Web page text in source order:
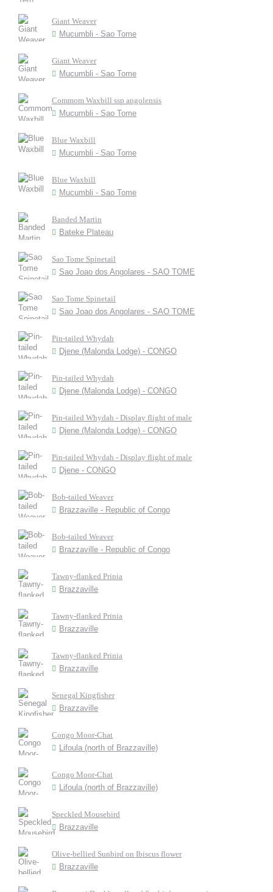
Giant Weaver
Mucumbli - Sao Tome
Giant Weaver
Mucumbli - Sao Tome
Commom Waxbill ssp angolensis
Mucumbli - Sao Tome
Blue Waxbill
Mucumbli - Sao Tome
Blue Waxbill
Mucumbli - Sao Tome
Banded Martin
Bateke Plateau
Sao Tome Spinetail
Sao Joao dos Angolares - SAO TOME
Sao Tome Spinetail
Sao Joao dos Angolares - SAO TOME
Pin-tailed Whydah
Djene (Malonda Lodge) - CONGO
Pin-tailed Whydah
Djene (Malonda Lodge) - CONGO
Pin-tailed Whydah - Display flight of male
Djene (Malonda Lodge) - CONGO
Pin-tailed Whydah - Display flight of male
Djene - CONGO
Bob-tailed Weaver
Brazzaville - Republic of Congo
Bob-tailed Weaver
Brazzaville - Republic of Congo
Tawny-flanked Prinia
Brazzaville
Tawny-flanked Prinia
Brazzaville
Tawny-flanked Prinia
Brazzaville
Senegal Kingfisher
Brazzaville
Congo Moor-Chat
Lifoula (north of Brazzaville)
Congo Moor-Chat
Lifoula (north of Brazzaville)
Speckled Mousebird
Brazzaville
Olive-bellied Sunbird on Ibiscus flower
Brazzaville